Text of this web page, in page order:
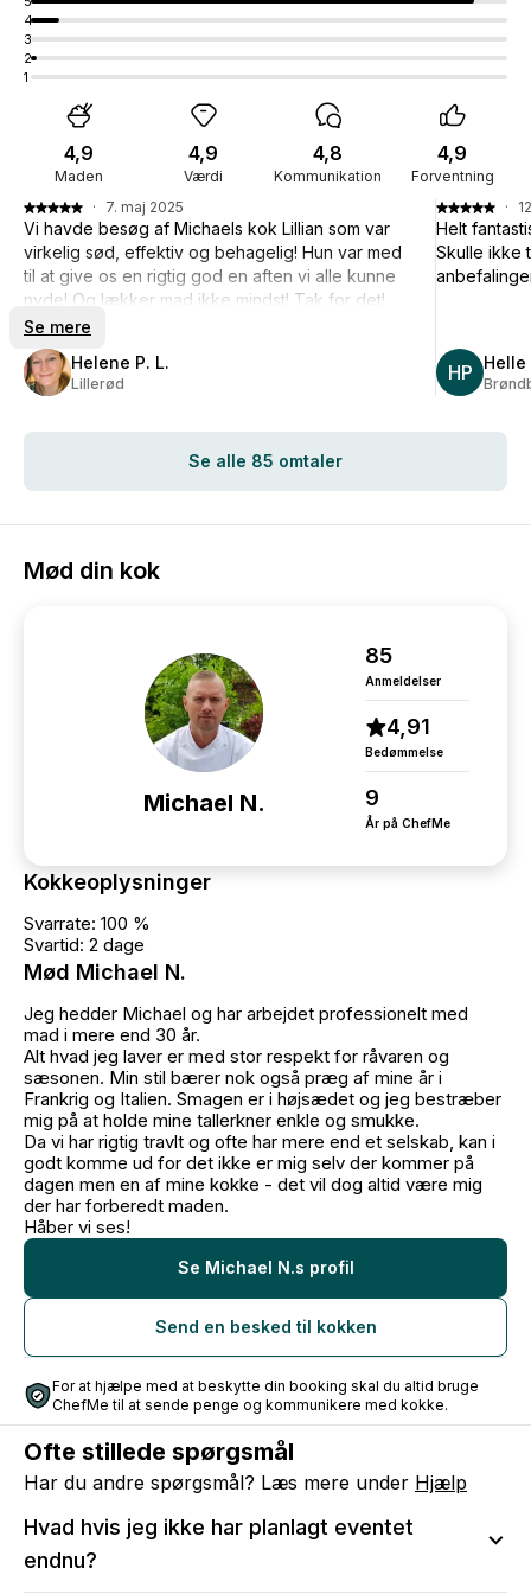
4
3
2
1
Maden
4,9
Værdi
4,9
Kommunikation
4,8
Forventning
4,9
Helene P. L.
Lillerød
· 7. maj 2025
Vi havde besøg af Michaels kok Lillian som var
virkelig sød, effektiv og behagelig! Hun var med
til at give os en rigtig god en aften vi alle kunne
nyde! Og lækker mad ikke mindst! Tak for det!
Se mere
HP Helle
·
Helt
Skulle ikke
Se alle 85 omtaler
Mød din kok
Michael N.
85
Anmeldelser
4,91
Bedømmelse
9
År på ChefMe
Kokkeoplysninger
Svarrate: 100 %
Svartid: 2 dage
Mød Michael N.
Jeg hedder Michael og har arbejdet professionelt med
mad i mere end 30 år.
Alt hvad jeg laver er med stor respekt for råvaren og
sæsonen. Min stil bærer nok også præg af mine år i
Frankrig og Italien. Smagen er i højsædet og jeg bestræber
mig på at holde mine tallerkner enkle og smukke.
Da vi har rigtig travlt og ofte har mere end et selskab, kan i
godt komme ud for det ikke er mig selv der kommer på
dagen men en af mine kokke - det vil dog altid være mig
der har forberedt maden.
Håber vi ses!
Se Michael N.s profil
Send en besked til kokken
For at hjælpe med at beskytte din booking skal du altid bruge
ChefMe til at sende penge og kommunikere med kokke.
Ofte stillede spørgsmål
Har du andre spørgsmål? Læs mere under Hjælp
Hvad hvis jeg ikke har planlagt eventet
endnu?